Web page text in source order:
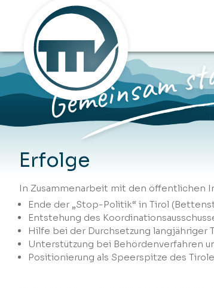
Erfolge
In Zusammenarbeit mit den öffentlichen
Ende der „Stop-Politik“ in Tirol
Entstehung des
Hilfe bei der Durchsetzung
Unterstützung bei Behördenverfahren
Positionierung als Speerspitze des